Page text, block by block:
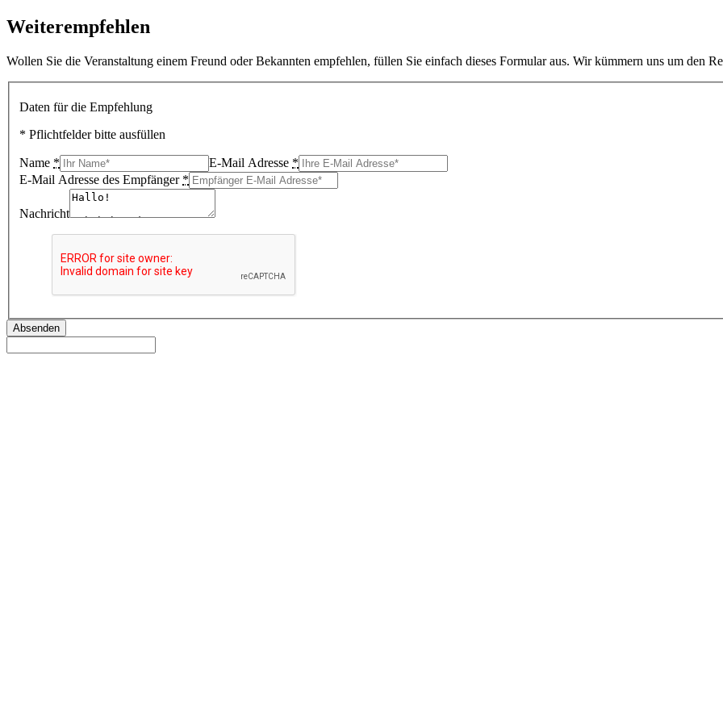
Weiterempfehlen
Wollen Sie die Veranstaltung einem Freund oder Bekannten empfehlen, füllen Sie einfach dieses Formular aus. Wir kümmern uns um den
Daten für die Empfehlung
* Pflichtfelder bitte ausfüllen
Name * E-Mail Adresse *
E-Mail Adresse des Empfänger *
Nachricht
Absenden